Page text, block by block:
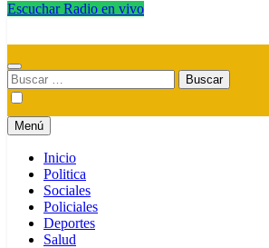
Escuchar Radio en vivo
Buscar:
Menú
Inicio
Politica
Sociales
Policiales
Deportes
Salud